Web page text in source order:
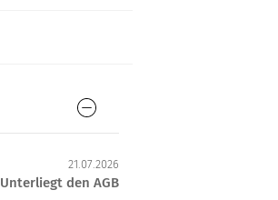
21.07.2026
Unterliegt den AGB